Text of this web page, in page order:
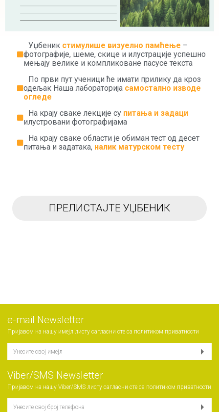
Уџбеник стимулише визуелно памћење –
фотографије, шеме, скице и илустрације успешно
мењају велике и компликоване пасусе текста
По први пут ученици ће имати прилику да кроз
одељак Наша лабораторија самостално изводе
огледе
На крају сваке лекције су питања и задаци
илустровани фотографијама
На крају сваке области је обиман тест од десет
питања и задатака, налик матурском тесту
ПРЕЛИСТАЈТЕ УЏБЕНИК
е-mail Newsletter
Пријавом на нашу имејл листу сагласни сте са политиком приватности
Viber/SMS Newsletter
Пријавом на нашу Viber/SMS листу сагласни сте са политиком приватности